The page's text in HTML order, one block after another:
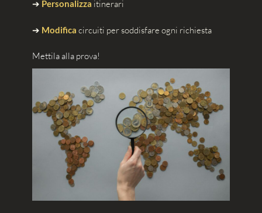
➔ Personalizza itinerari
➔ Modifica circuiti per soddisfare ogni richiesta
Mettila alla prova!